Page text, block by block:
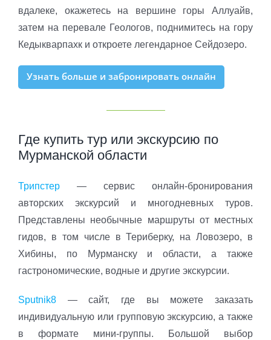
вдалеке, окажетесь на вершине горы Аллуайв,
затем на перевале Геологов, поднимитесь на гору
Кедыкварпахк и откроете легендарное Сейдозеро.
Узнать больше и забронировать онлайн
Где купить тур или экскурсию по
Мурманской области
Трипстер — сервис онлайн-бронирования
авторских экскурсий и многодневных туров.
Представлены необычные маршруты от местных
гидов, в том числе в Териберку, на Ловозеро, в
Хибины, по Мурманску и области, а также
гастрономические, водные и другие экскурсии.
Sputnik8 — сайт, где вы можете заказать
индивидуальную или групповую экскурсию, а также
в формате мини-группы. Большой выбор